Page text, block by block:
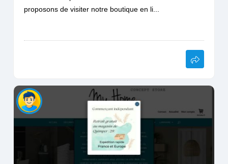
proposons de visiter notre boutique en li...